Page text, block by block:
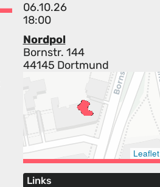
06.10.26
18:00
Nordpol
Bornstr. 144
44145 Dortmund
Leaflet
Links